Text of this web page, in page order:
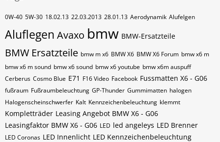
0W-40 5W-30 18.02.13 22.03.2013 28.01.13 Aerodynamik Alufelgen
Aluflegen Avaxo bmw BMW-Ersatzteile
BMW Ersatzteile bmw m x6 BMW X6 BMW X6 Forum bmw x6 m
bmw x6 m sound bmw x6 sound bmw x6 youtube bmw x6m auspuff
Cerberus Cosmo Blue E71 F16 Video Facebook Fussmatten X6 - G06
fußraum Fußraumbeleuchtung GP-Thunder Gummimatten halogen
Halogenscheinschwerfer Kalt Kennzeichenbeleuchtung klemmt
Kompletträder Leasing Angebot BMW X6 - G06
Leasingfaktor BMW X6 - G06 LED led angeleys LED Brenner
LED Coronas LED Innenlicht LED Kennzeichenbeleuchtung